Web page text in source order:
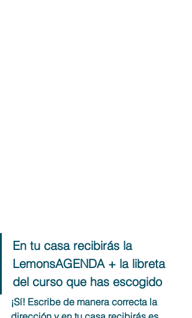
En tu casa recibirás la
LemonsAGENDA + la libreta
del curso que has escogido
¡Sí! Escribe de manera correcta la